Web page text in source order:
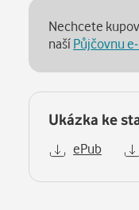
Nechcete
našíPůjčovnu
Ukázka ke
ePub